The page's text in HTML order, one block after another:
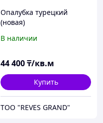
Опалубка турецкий
(новая)
В наличии
44 400₸/кв.м
Купить
ТОО "REVES GRAND"